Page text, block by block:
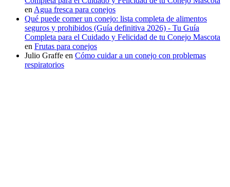
en Agua fresca para conejos
Qué puede comer un conejo: lista completa de alimentos
seguros y prohibidos (Guía definitiva 2026) - Tu Guía
Completa para el Cuidado y Felicidad de tu Conejo Mascota
en Frutas para conejos
Julio Graffe en Cómo cuidar a un conejo con problemas
respiratorios